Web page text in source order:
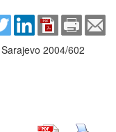
2004/602